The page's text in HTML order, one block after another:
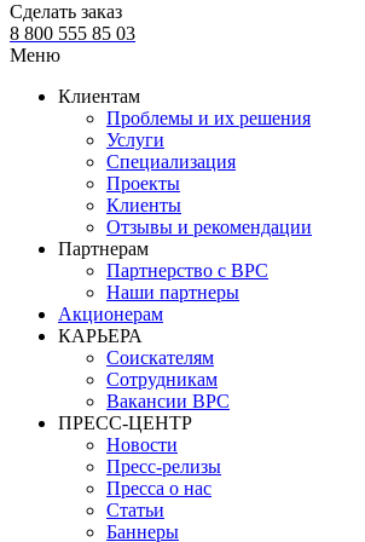
Сделать заказ
8 800 555 85 03
Меню
Клиентам
Проблемы и их решения
Услуги
Специализация
Проекты
Клиенты
Отзывы и рекомендации
Партнерам
Партнерство с BPC
Наши партнеры
Акционерам
КАРЬЕРА
Соискателям
Сотрудникам
Вакансии BPC
ПРЕСС-ЦЕНТР
Новости
Пресс-релизы
Пресса о нас
Статьи
Баннеры